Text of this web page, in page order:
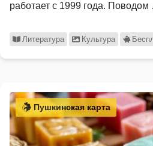
работает с 1999 года.
Литература Культура
Пушкинская карта